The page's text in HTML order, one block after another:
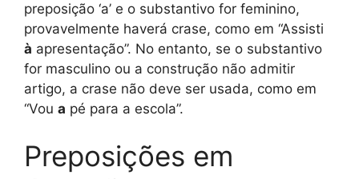
preposição ‘a’ e o substantivo for feminino,
provavelmente haverá crase, como em “Assisti
à apresentação”. No entanto, se o substantivo
for masculino ou a construção não admitir
artigo, a crase não deve ser usada, como em
“Vou a pé para a escola”.
Preposições em